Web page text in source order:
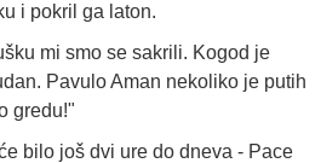
i pokril ga laton.
mi smo se sakrili. Kogod je
Pavulo Aman nekoliko je putih
gredu!"
bilo još dvi ure do dneva - Pace